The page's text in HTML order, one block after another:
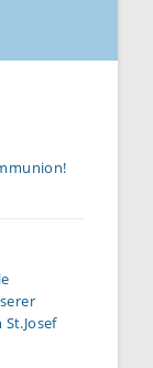
St.Josef